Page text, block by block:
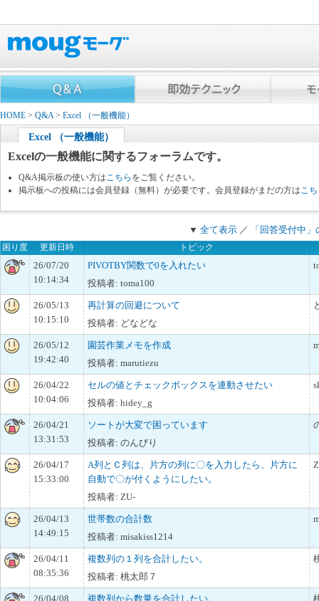
HOME > Q&A> Excel （一般機能）
Excel （一般機能）
Excelの一般機能に関するフォーラムです。
Q&A掲示板の使い方は こちら をご覧ください。
掲示板への投稿には会員登録（無料）が必要です。会員登録がまだの方は こ
▼ 全て表示 ／ 「回答受付中
困り度 更新日時 トピック
26/07/20
10:14:34
PIVOTBY関数で0を入れたい
投稿者: toma100
26/05/13
10:15:10
再計算の回避について
投稿者: どなどな
26/05/12
19:42:40
園芸作業メモを作成
投稿者: marutiezu
26/04/22
10:04:06
セルの値とチェックボックスを連動させたい
投稿者: hidey_g
26/04/21
13:31:53
ソートが大変で困っています
投稿者: のんびり
26/04/17
15:33:00
A列とＣ列は、片方の列に〇を入力したら、片方に
自動で〇が付くようにしたい。
投稿者: ZU-
26/04/13
14:49:15
世帯数の合計数
投稿者: misakiss1214
26/04/11
08:35:36
複数列の１列を合計したい。
投稿者: 桃太郎７
26/04/08
複数列から数量を合計したい。